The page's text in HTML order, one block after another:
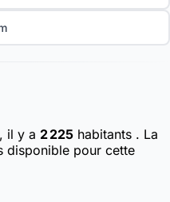
il y a 2 225 habitants . La
disponible pour cette